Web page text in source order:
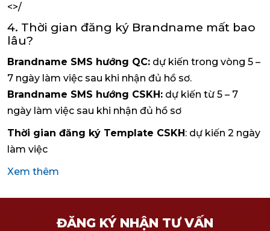
<>/
4. Thời gian đăng ký Brandname mất bao
lâu?
Brandname SMS hướng QC: dự kiến trong vòng 5 –
7 ngày làm việc sau khi nhận đủ hồ sơ.
Brandname SMS hướng CSKH: dự kiến từ 5 – 7
ngày làm việc sau khi nhận đủ hồ sơ
Thời gian đăng ký Template CSKH: dự kiến 2 ngày
làm việc
Xem thêm
ĐĂNG KÝ NHẬN TƯ VẤN